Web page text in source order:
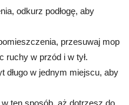
odkurz podłogę, aby
przesuwaj mop
ruchy w przód i w tył.
długo w jednym miejscu, aby